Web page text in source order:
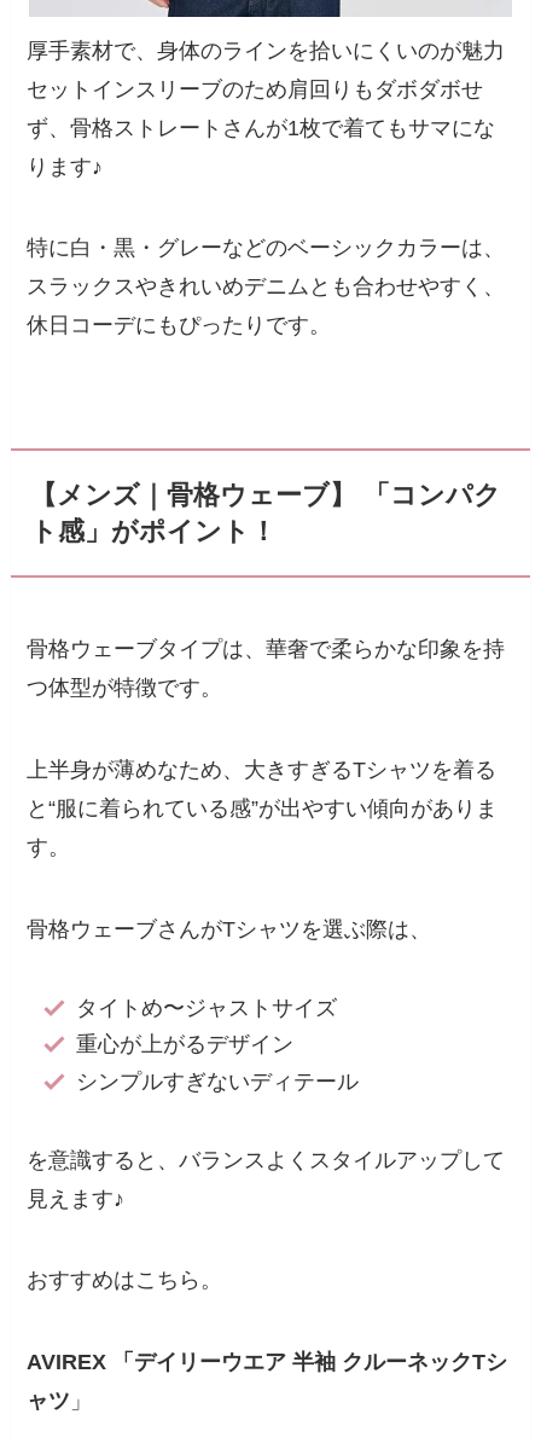
厚手素材で、身体のラインを拾いにくいのが魅力
セットインスリーブのため肩回りもダボダボせ
ず、骨格ストレートさんが1枚で着てもサマにな
ります♪
特に白・黒・グレーなどのベーシックカラーは、
スラックスやきれいめデニムとも合わせやすく、
休日コーデにもぴったりです。
【メンズ｜骨格ウェーブ】 「コンパク
ト感」がポイント！
骨格ウェーブタイプは、華奢で柔らかな印象を持
つ体型が特徴です。
上半身が薄めなため、大きすぎるTシャツを着る
と“服に着られている感”が出やすい傾向がありま
す。
骨格ウェーブさんがTシャツを選ぶ際は、
タイトめ〜ジャストサイズ
重心が上がるデザイン
シンプルすぎないディテール
を意識すると、バランスよくスタイルアップして
見えます♪
おすすめはこちら。
AVIREX 「デイリーウエア 半袖 クルーネックTシ
ャツ 」